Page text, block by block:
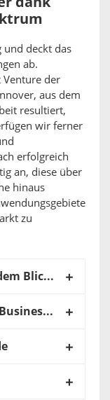
und deckt das
ab.
Venture der
aus dem
resultiert,
wir ferner
erfolgreich
an, diese über
hinaus
zu
IT Consulting – Beratung mit dem Blick fürs Ganze
IT Operating Services, die das Business voranbringen